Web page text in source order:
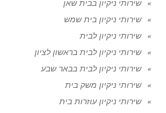
שירותי ניקיון בבית שאן
שירותי ניקיון בית שמש
שירותי ניקיון לבית
שירותי ניקיון לבית בראשון לציון
שירותי ניקיון לבית בבאר שבע
שירותי ניקיון משק בית
שירותי ניקיון עוזרות בית